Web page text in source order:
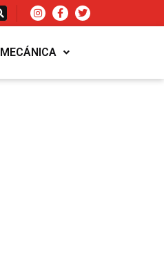
MECÁNICA